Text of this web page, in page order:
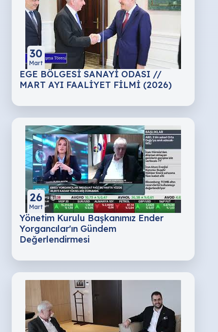
30
Mart
EGE BÖLGESİ SANAYİ ODASI //
MART AYI FAALİYET FİLMİ (2026)
26
Mart
Yönetim Kurulu Başkanımız Ender
Yorgancılar'ın Gündem
Değerlendirmesi